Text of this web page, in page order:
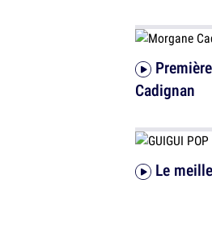
Cadignan
Le